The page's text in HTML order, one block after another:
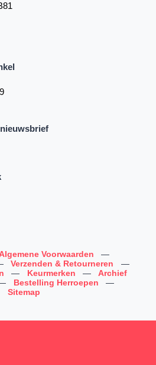
Voorwaarden
—
Verzenden & Retourneren
—
— Keurmerken —
Archief
Bestelling Herroepen
—
Sitemap